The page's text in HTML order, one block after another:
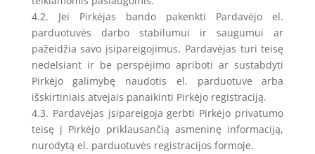
4.2. Jei Pirkėjas bando pakenkti Pardavėjo el.
parduotuvės darbo stabilumui ir saugumui ar
pažeidžia savo įsipareigojimus, Pardavėjas turi teisę
nedelsiant ir be perspėjimo apriboti ar sustabdyti
Pirkėjo galimybę naudotis el. parduotuve arba
išskirtiniais atvejais panaikinti Pirkėjo registraciją.
4.3. Pardavėjas įsipareigoja gerbti Pirkėjo privatumo
teisę į Pirkėjo priklausančią asmeninę informaciją,
nurodytą el. parduotuvės registracijos formoje.